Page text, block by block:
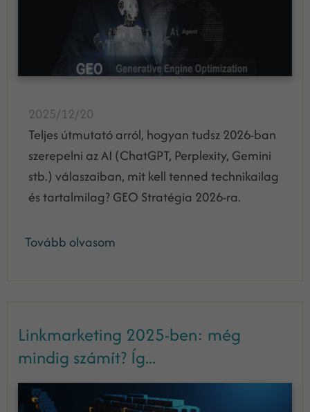
2025/12/20
Teljes útmutató arról, hogyan tudsz 2026-ban
szerepelni az AI (ChatGPT, Perplexity, Gemini
stb.) válaszaiban, mit kell tenned technikailag
és tartalmilag? GEO Stratégia 2026-ra.
Tovább olvasom
Linkmarketing 2025-ben: még
mindig számít? Íg...